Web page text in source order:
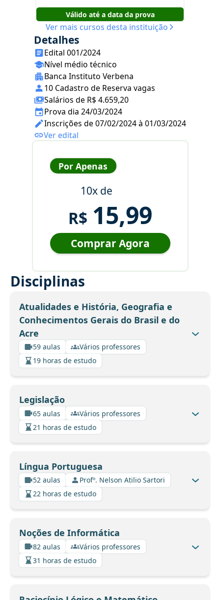
Válido até a data da prova
Ver mais cursos desta instituição
Detalhes
Edital 001/2024
Nível médio técnico
Banca Instituto Verbena
10 Cadastro de Reserva vagas
Salários de R$ 4.659,20
Prova dia 24/03/2024
Inscrições de 07/02/2024 à 01/03/2024
Ver edital
Por Apenas
10x de
R$ 15,99
Comprar Agora
Disciplinas
Atualidades e História, Geografia e
Conhecimentos Gerais do Brasil e do
Acre
59 aulas
Vários professores
19 horas de estudo
Legislação
65 aulas
Vários professores
21 horas de estudo
Língua Portuguesa
52 aulas
Profº. Nelson Atilio Sartori
22 horas de estudo
Noções de Informática
82 aulas
Vários professores
31 horas de estudo